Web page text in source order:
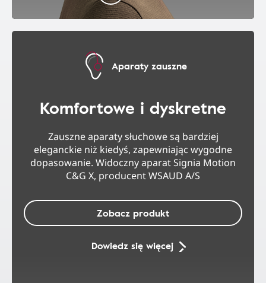
Aparaty zauszne
Komfortowe i dyskretne
Zauszne aparaty słuchowe są bardziej
eleganckie niż kiedyś, zapewniając wygodne
dopasowanie. Widoczny aparat Signia Motion
C&G X, producent WSAUD A/S
Zobacz produkt
Dowiedz się więcej